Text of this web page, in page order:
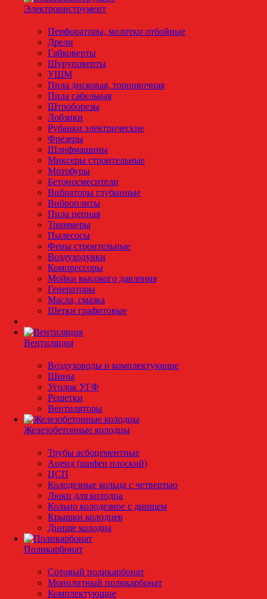
Электроинструмент
Перфораторы, молотки отбойные
Дрели
Гайковерты
Шуруповерты
УШМ
Пила дисковая, торцовочная
Пила сабельная
Штроборезы
Лобзики
Рубанки электрические
Фрезеры
Шлифмашины
Миксеры строительные
Мотобуры
Бетоносмесители
Вибраторы глубинные
Виброплиты
Пила цепная
Триммеры
Пылесосы
Фены строительные
Воздуходувки
Компрессоры
Мойки высокого давления
Генераторы
Масла, смазка
Щетки графитовые
Вентиляция
Воздуховоды и комплектующие
Шины
Уголок УГФ
Решeтки
Вентиляторы
Железобетонные колодцы
Трубы асбоцементные
Ацеид (шифер плоский)
ЦСП
Колодезные кольца с четвертью
Люки для колодца
Кольцо колодезное с днищем
Крышки колодцев
Днище колодца
Поликарбонат
Сотовый поликарбонат
Монолитный поликарбонат
Комплектующие